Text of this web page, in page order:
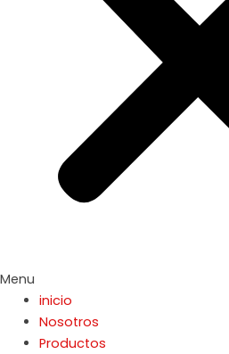
Menu
inicio
Nosotros
Productos